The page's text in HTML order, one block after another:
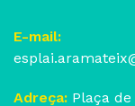
E-mail:
Adreça: Plaça